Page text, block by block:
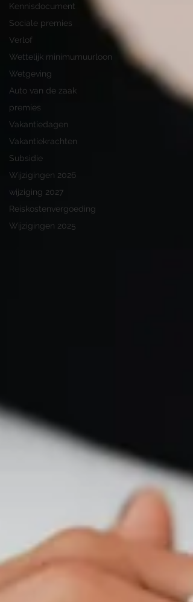
Kennisdocument
Sociale premies
Verlof
Wettelijk minimumuurloon
Wetgeving
Auto van de zaak
premies
Vakantiedagen
Vakantiekrachten
Subsidie
Wijzigingen 2026
wijziging 2027
Reiskostenvergoeding
Wijzigingen 2025